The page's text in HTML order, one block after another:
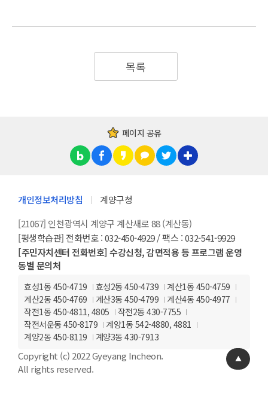
목록
페이지 공유
개인정보처리방침
계양구청
[21067] 인천광역시 계양구 계산새로 88 (계산동)
[평생학습관] 전화번호 : 032-450-4929 / 팩스 : 032-541-9929
[주민자치센터 전화번호] 수강신청, 감면적용 등 프로그램 운영
동별 문의처
효성1동 450-4719 효성2동 450-4739
계산1동 450-4759
계산2동 450-4769
계산3동 450-4799
계산4동 450-4977
작전1동 450-4811, 4805
작전2동 430-7755
작전서운동 450-8179
계양1동 542-4880, 4881
계양2동 450-8119
계양3동 430-7913
Copyright (c) 2022 Gyeyang Incheon.
All rights reserved.